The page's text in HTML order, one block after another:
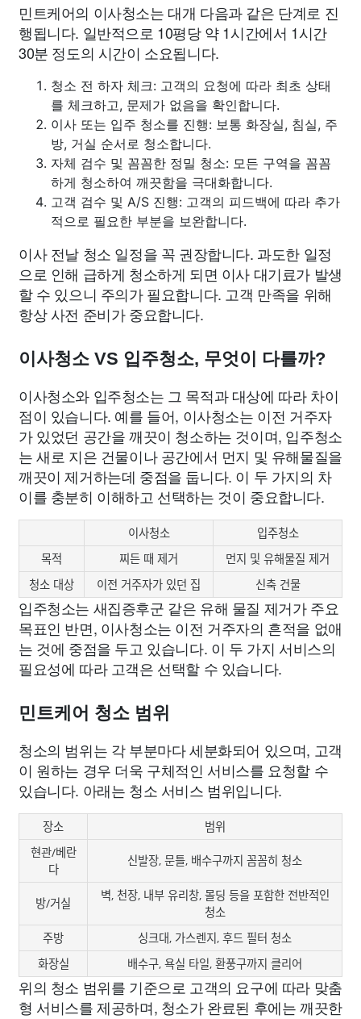
민트케어의 이사청소는 대개 다음과 같은 단계로 진
행됩니다. 일반적으로 10평당 약 1시간에서 1시간
30분 정도의 시간이 소요됩니다.
청소 전 하자 체크: 고객의 요청에 따라 최초 상태
를 체크하고, 문제가 없음을 확인합니다.
이사 또는 입주 청소를 진행: 보통 화장실, 침실, 주
방, 거실 순서로 청소합니다.
자체 검수 및 꼼꼼한 정밀 청소: 모든 구역을 꼼꼼
하게 청소하여 깨끗함을 극대화합니다.
고객 검수 및 A/S 진행: 고객의 피드백에 따라 추가
적으로 필요한 부분을 보완합니다.
이사 전날 청소 일정을 꼭 권장합니다. 과도한 일정
으로 인해 급하게 청소하게 되면 이사 대기료가 발생
할 수 있으니 주의가 필요합니다. 고객 만족을 위해
항상 사전 준비가 중요합니다.
이사청소 VS 입주청소, 무엇이 다를까?
이사청소와 입주청소는 그 목적과 대상에 따라 차이
점이 있습니다. 예를 들어, 이사청소는 이전 거주자
가 있었던 공간을 깨끗이 청소하는 것이며, 입주청소
는 새로 지은 건물이나 공간에서 먼지 및 유해물질을
깨끗이 제거하는데 중점을 둡니다. 이 두 가지의 차
이를 충분히 이해하고 선택하는 것이 중요합니다.
이사청소
입주청소
목적
찌든 때 제거
먼지 및 유해물질 제거
청소 대상
이전 거주자가 있던 집 신축 건물
입주청소는 새집증후군 같은 유해 물질 제거가 주요
목표인 반면, 이사청소는 이전 거주자의 흔적을 없애
는 것에 중점을 두고 있습니다. 이 두 가지 서비스의
필요성에 따라 고객은 선택할 수 있습니다.
민트케어 청소 범위
청소의 범위는 각 부분마다 세분화되어 있으며, 고객
이 원하는 경우 더욱 구체적인 서비스를 요청할 수
있습니다. 아래는 청소 서비스 범위입니다.
장소
범위
현관/베란
다
신발장, 문틀, 배수구까지 꼼꼼히 청소
방/거실
벽, 천장, 내부 유리창, 몰딩 등을 포함한 전반적인
청소
주방
싱크대, 가스렌지, 후드 필터 청소
화장실
배수구, 욕실 타일, 환풍구까지 클리어
위의 청소 범위를 기준으로 고객의 요구에 따라 맞춤
형 서비스를 제공하며, 청소가 완료된 후에는 깨끗한